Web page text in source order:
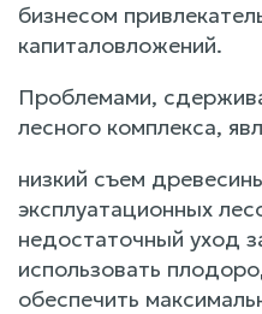
бизнесом
капиталовложений.
Проблемами,
лесного комплекса,
низкий съем
эксплуатационных
недостаточный уход
использовать
обеспечить